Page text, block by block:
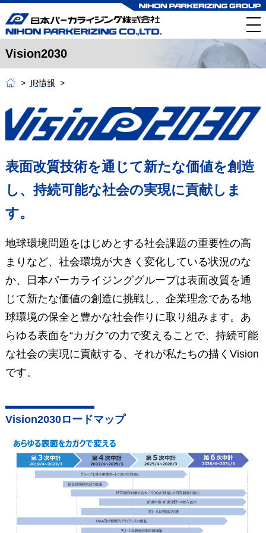
Vision2030
IR情報
表面改質技術を通じて新たな価値を創造
し、 持続可能な社会の実現に貢献しま
す。
地球環境問題をはじめとする社会課題の重要性の高
まりなど、社会環境が大きく変化している状況のな
か、
日本パーカライジンググループは表面改質を通
じて新たな価値の創造に挑戦し、 企業理念である地
球環境の保全と豊かな社会作りに取り組みます。 あ
らゆる表面を“カガク”の力で変えることで、持続可能
な社会の実現に貢献する、それが私たちの描くVision
です。
Vision2030ロードマップ